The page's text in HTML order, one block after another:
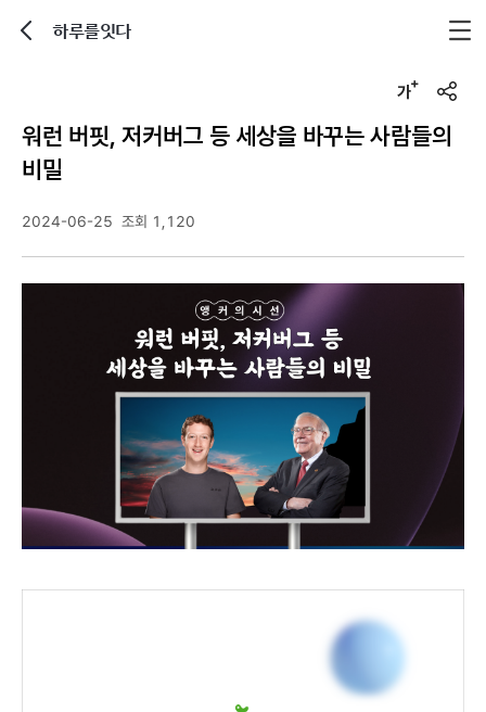
하루를잇다
u
r
워런 버핏, 저커버그 등 세상을 바꾸는 사람들의
비밀
2024-06-25 조회 1,120